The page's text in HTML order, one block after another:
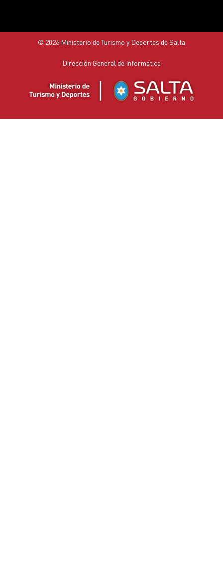
© 2026 Ministerio de Turismo y Deportes de Salta
Dirección General de Informática